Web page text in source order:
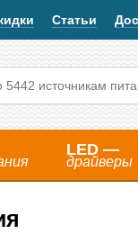
Статьи
LED —
драйверы